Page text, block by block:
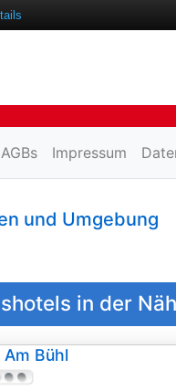
AGBs Impressum
und Umgebung
in der
Am Bühl